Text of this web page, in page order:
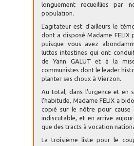
longuement recueillies par
population.
L’agitateur est d’ailleurs le
dont a disposé Madame
puisque vous avez
luttes intestines qui ont
de Yann GALUT et à la
communistes dont le leader
planter ses choux à Vierzon.
Au total, dans l’urgence et en
l’habitude, Madame FELIX a
copié sur le nôtre pour cause
indiscutable, et en arrive
que des tracts à vocation
La troisième liste pour le